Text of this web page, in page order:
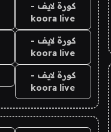
كورة لايف -
koora live
كورة لايف -
koora live
كورة لايف -
koora live